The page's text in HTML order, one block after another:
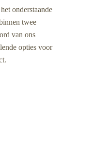
onderstaande
twee
van ons
opties voor